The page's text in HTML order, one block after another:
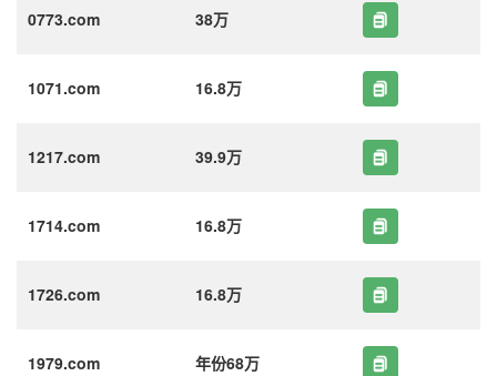
0773.com 38万
1071.com 16.8万
1217.com 39.9万
1714.com 16.8万
1726.com 16.8万
1979.com 年份68万